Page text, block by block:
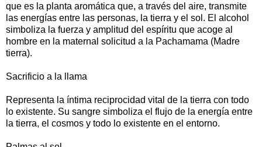
que es la planta aromática que, a través del aire, transmite
las energías entre las personas, la tierra y el sol. El alcohol
simboliza la fuerza y amplitud del espíritu que acoge al
hombre en la maternal solicitud a la Pachamama (Madre
tierra).
Sacrificio a la llama
Representa la íntima reciprocidad vital de la tierra con todo
lo existente. Su sangre simboliza el flujo de la energía entre
la tierra, el cosmos y todo lo existente en el entorno.